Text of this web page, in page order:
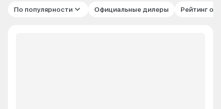
По популярности Официальные дилеры Рейтинг